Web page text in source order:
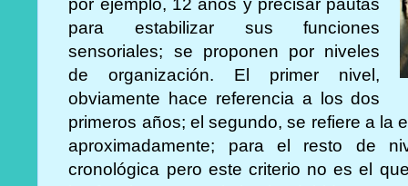
por ejemplo, 12 años y precisar pautas
para estabilizar sus funciones
sensoriales; se proponen por niveles
de organización. El primer nivel,
obviamente hace referencia a los dos
primeros años; el segundo, se refiere a la
aproximadamente; para el resto de
cronológica pero este criterio no es el